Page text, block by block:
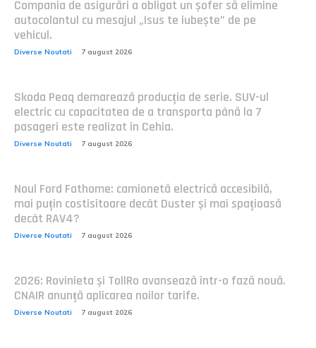
Compania de asigurări a obligat un șofer să elimine
autocolantul cu mesajul „Isus te iubește” de pe
vehicul.
Diverse Noutati 7 august 2026
Skoda Peaq demarează producția de serie. SUV-ul
electric cu capacitatea de a transporta până la 7
pasageri este realizat în Cehia.
Diverse Noutati 7 august 2026
Noul Ford Fathome: camionetă electrică accesibilă,
mai puțin costisitoare decât Duster și mai spațioasă
decât RAV4?
Diverse Noutati 7 august 2026
2026: Rovinieta și TollRo avansează într-o fază nouă.
CNAIR anunță aplicarea noilor tarife.
Diverse Noutati 7 august 2026